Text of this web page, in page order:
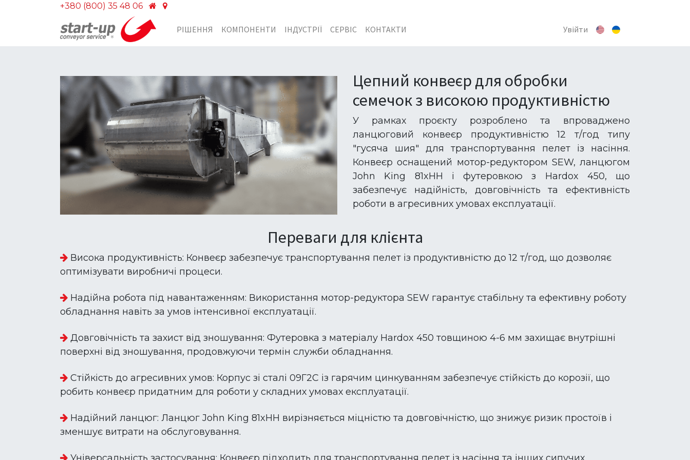
+380 (800) 35 48 06
РІШЕННЯ КОМПОНЕНТИ ІНДУСТРІЇ СЕРВІС КОНТАКТИ Увійти
Цепний конвеєр для обробки
семечок з високою продуктивністю
У рамках проєкту розроблено та впроваджено
ланцюговий конвеєр продуктивністю 12 т/год типу
"гусяча шия" для транспортування пелет із насіння.
Конвеєр оснащений мотор-редуктором SEW, ланцюгом
John King 81xHH і футеровкою з Hardox 450, що
забезпечує надійність, довговічність та ефективність
роботи в агресивних умовах експлуатації.
Переваги для клієнта
Висока продуктивність: Конвеєр забезпечує транспортування пелет із продуктивністю до 12 т/год, що дозволяє
оптимізувати виробничі процеси.
Надійна робота під навантаженням: Використання мотор-редуктора SEW гарантує стабільну та ефективну роботу
обладнання навіть за умов інтенсивної експлуатації.
Довговічність та захист від зношування: Футеровка з матеріалу Hardox 450 товщиною 4-6 мм захищає внутрішні
поверхні від зношування, продовжуючи термін служби обладнання.
Стійкість до агресивних умов: Корпус зі сталі 09Г2С із гарячим цинкуванням забезпечує стійкість до корозії, що
робить конвеєр придатним для роботи у складних умовах експлуатації.
Надійний ланцюг: Ланцюг John King 81xHH вирізняється міцністю та довговічністю, що знижує ризик простоїв і
зменшує витрати на обслуговування.